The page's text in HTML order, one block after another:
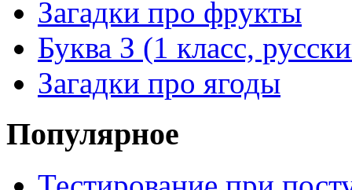
Загадки про фрукты
Буква З (1 класс,
Загадки про ягоды
Популярное